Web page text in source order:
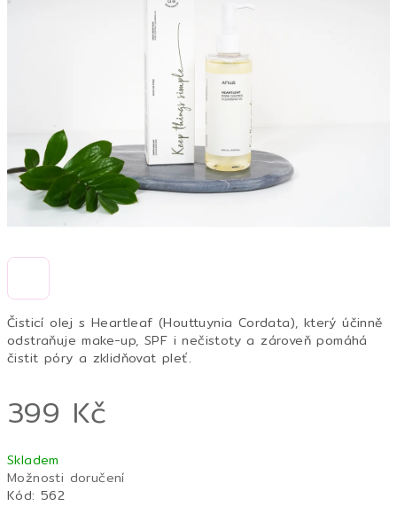
Čisticí olej s Heartleaf (Houttuynia Cordata), který účinně
odstraňuje make-up, SPF i nečistoty a zároveň pomáhá
čistit póry a zklidňovat pleť.
399 Kč
cena:
Skladem
Možnosti doručení
Kód: 562